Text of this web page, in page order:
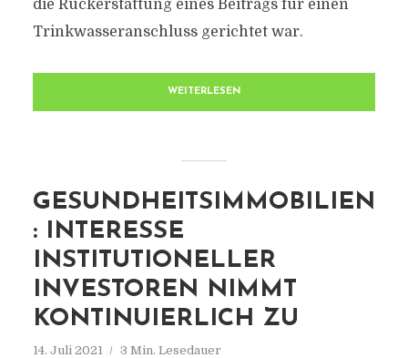
die Rückerstattung eines Beitrags für einen
Trinkwasseranschluss gerichtet war.
WEITERLESEN
GESUNDHEITSIMMOBILIEN
: INTERESSE
INSTITUTIONELLER
INVESTOREN NIMMT
KONTINUIERLICH ZU
14. Juli 2021 3 Min. Lesedauer